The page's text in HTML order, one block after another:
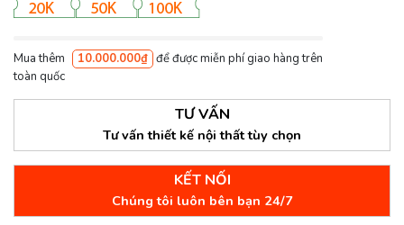
Mua thêm 10.000.000₫ để được miễn phí giao hàng trên
toàn quốc
TƯ VẤN
Tư vấn thiết kế nội thất tùy chọn
KẾT NỐI
Chúng tôi luôn bên bạn 24/7